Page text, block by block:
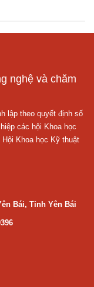
nghệ và chăm
lập theo quyết định số
các hội Khoa học
Khoa học Kỹ thuật
Bái, Tỉnh Yên Bái